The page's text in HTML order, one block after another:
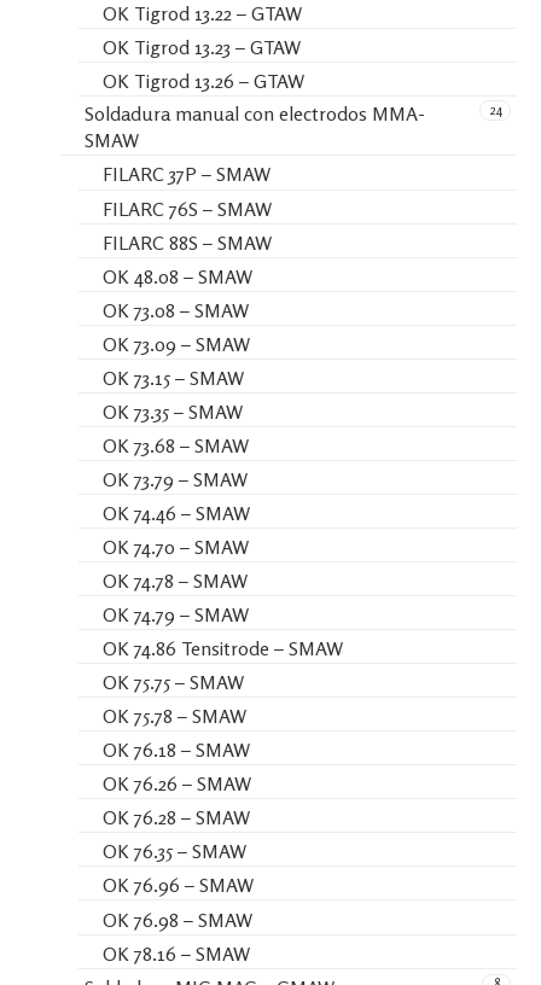
OK Tigrod 13.22 – GTAW
OK Tigrod 13.23 – GTAW
OK Tigrod 13.26 – GTAW
24
Soldadura manual con electrodos MMA-
SMAW
FILARC 37P – SMAW
FILARC 76S – SMAW
FILARC 88S – SMAW
OK 48.08 – SMAW
OK 73.08 – SMAW
OK 73.09 – SMAW
OK 73.15 – SMAW
OK 73.35 – SMAW
OK 73.68 – SMAW
OK 73.79 – SMAW
OK 74.46 – SMAW
OK 74.70 – SMAW
OK 74.78 – SMAW
OK 74.79 – SMAW
OK 74.86 Tensitrode – SMAW
OK 75.75 – SMAW
OK 75.78 – SMAW
OK 76.18 – SMAW
OK 76.26 – SMAW
OK 76.28 – SMAW
OK 76.35 – SMAW
OK 76.96 – SMAW
OK 76.98 – SMAW
OK 78.16 – SMAW